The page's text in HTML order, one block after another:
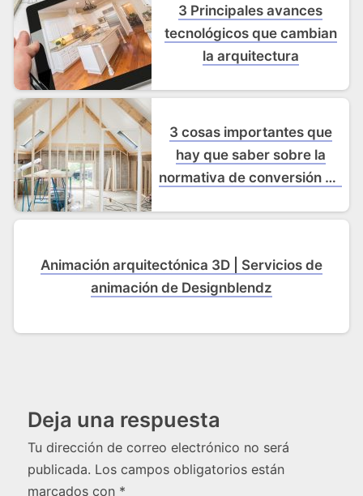
3 Principales avances
tecnológicos que cambian
la arquitectura
3 cosas importantes que
hay que saber sobre la
normativa de conversión de
Animación arquitectónica 3D | Servicios de
animación de Designblendz
Deja una respuesta
Tu dirección de correo electrónico no será
publicada. Los campos obligatorios están
marcados con *